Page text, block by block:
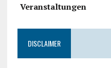
Veranstaltungen
DISCLAIMER